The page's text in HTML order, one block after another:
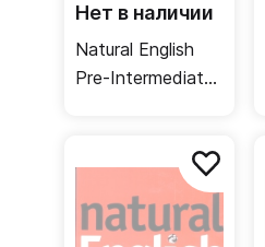
Нет в наличии
Natural English
Pre-Intermediate
/ Учебник +
упражнения